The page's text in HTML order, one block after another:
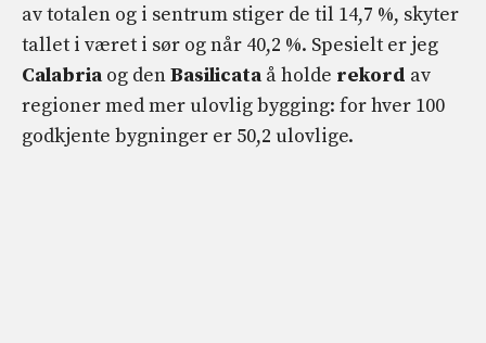
av totalen og i sentrum stiger de til 14,7 %, skyter
tallet i været i sør og når 40,2 %. Spesielt er jeg
Calabria og denBasilicata å holde rekord av
regioner med mer ulovlig bygging: for hver 100
godkjente bygninger er 50,2 ulovlige.